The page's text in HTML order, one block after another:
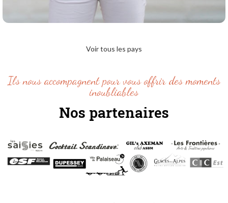
UEBING
ALLEMAGNE
Voir tous les pays
Ils nous accompagnent pour vous offrir des moments
inoubliables
Nos partenaires